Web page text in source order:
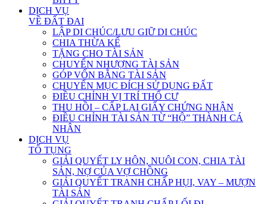
DỊCH VỤ
VỀ ĐẤT ĐAI
LẬP DI CHÚC/LƯU GIỮ DI CHÚC
CHIA THỪA KẾ
TẶNG CHO TÀI SẢN
CHUYỂN NHƯỢNG TÀI SẢN
GÓP VỐN BẰNG TÀI SẢN
CHUYỂN MỤC ĐÍCH SỬ DỤNG ĐẤT
ĐIỀU CHỈNH VỊ TRÍ THỔ CƯ
THU HỒI – CẤP LẠI GIẤY CHỨNG NHẬN
ĐIỀU CHỈNH TÀI SẢN TỪ “HỘ” THÀNH CÁ
NHÂN
DỊCH VỤ
TỐ TỤNG
GIẢI QUYẾT LY HÔN, NUÔI CON, CHIA TÀI
SẢN, NỢ CỦA VỢ CHỒNG
GIẢI QUYẾT TRANH CHẤP HỤI, VAY – MƯỢN
TÀI SẢN